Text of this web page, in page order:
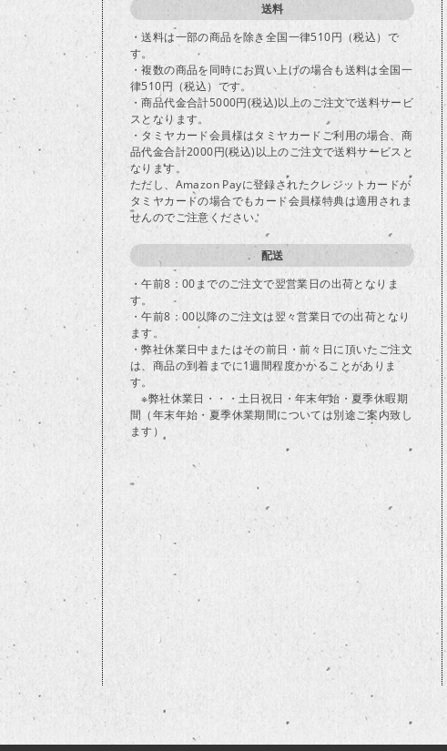
送料
・送料は一部の商品を除き全国一律510円（税込）で
す。
・複数の商品を同時にお買い上げの場合も送料は全国一
律510円（税込）です。
・商品代金合計5000円(税込)以上のご注文で送料サービ
スとなります。
・タミヤカード会員様はタミヤカードご利用の場合、商
品代金合計2000円(税込)以上のご注文で送料サービスと
なります。
ただし、Amazon Payに登録されたクレジットカードが
タミヤカードの場合でもカード会員様特典は適用されま
せんのでご注意ください。
配送
・午前8：00までのご注文で翌営業日の出荷となりま
す。
・午前8：00以降のご注文は翌々営業日での出荷となり
ます。
・弊社休業日中またはその前日・前々日に頂いたご注文
は、商品の到着までに1週間程度かかることがありま
す。
※弊社休業日・・・土日祝日・年末年始・夏季休暇期
間（年末年始・夏季休業期間については別途ご案内致し
ます）